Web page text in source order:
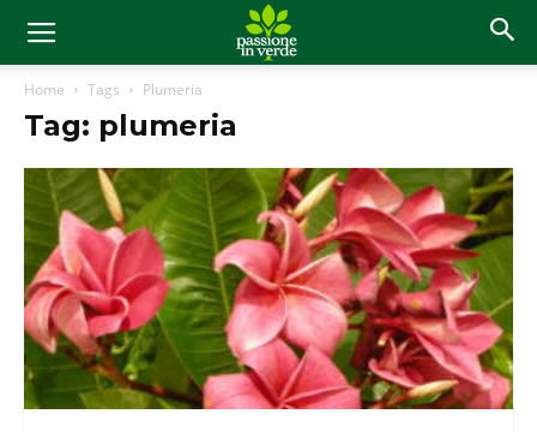
Home Tags Plumeria
Tag: plumeria